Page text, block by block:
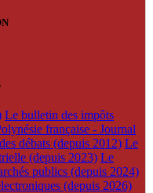
Le bulletin des impôts
française - Journal
débats (depuis 2012) Le
(depuis 2023) Le
publics (depuis 2024)
(depuis 2026)